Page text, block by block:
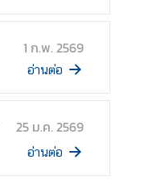
1 ก.พ. 2569
อ่านต่อ
25 ม.ค. 2569
อ่านต่อ